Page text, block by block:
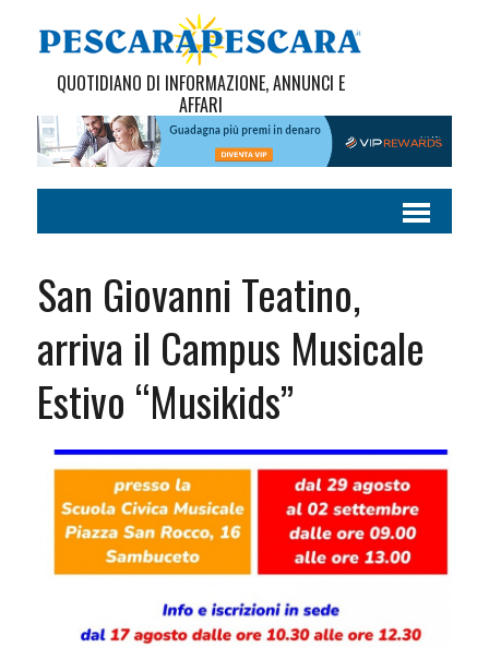
QUOTIDIANO DI INFORMAZIONE, ANNUNCI E
AFFARI
San Giovanni Teatino,
arriva il Campus Musicale
Estivo “Musikids”